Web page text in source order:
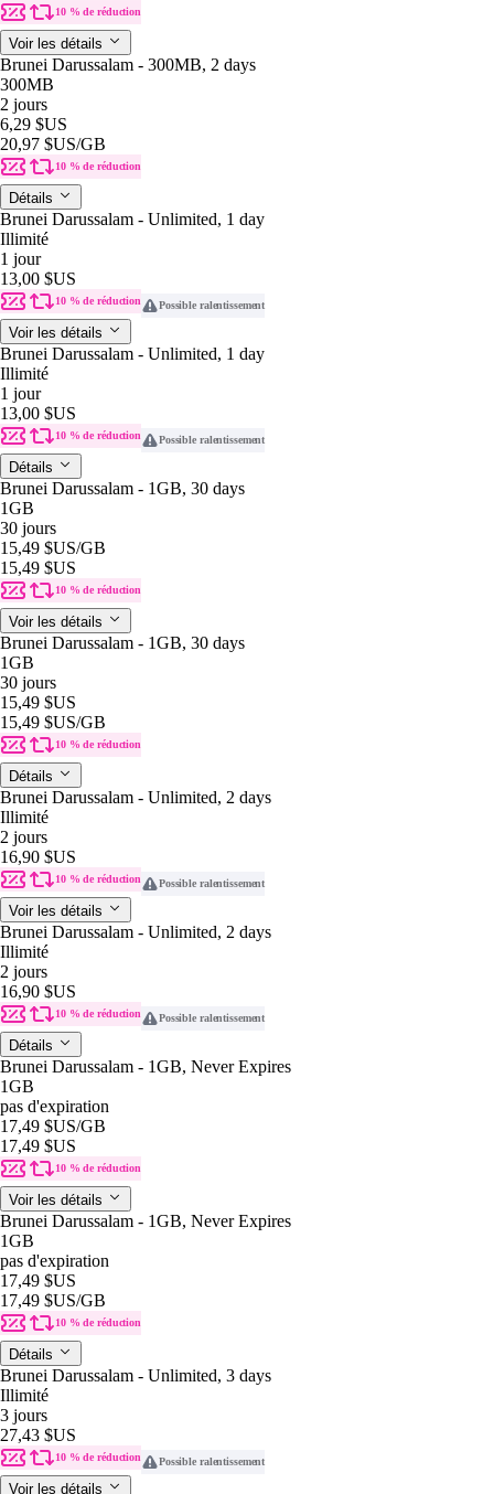
10 % de réduction
Voir les détails
Brunei Darussalam - 300MB, 2 days
300MB
2 jours
6,29 $US
20,97 $US/GB
10 % de réduction
Détails
Brunei Darussalam - Unlimited, 1 day
Illimité
1 jour
13,00 $US
10 % de réduction Possible ralentissement
Voir les détails
Brunei Darussalam - Unlimited, 1 day
Illimité
1 jour
13,00 $US
10 % de réduction Possible ralentissement
Détails
Brunei Darussalam - 1GB, 30 days
1GB
30 jours
15,49 $US/GB
15,49 $US
10 % de réduction
Voir les détails
Brunei Darussalam - 1GB, 30 days
1GB
30 jours
15,49 $US
15,49 $US/GB
10 % de réduction
Détails
Brunei Darussalam - Unlimited, 2 days
Illimité
2 jours
16,90 $US
10 % de réduction Possible ralentissement
Voir les détails
Brunei Darussalam - Unlimited, 2 days
Illimité
2 jours
16,90 $US
10 % de réduction Possible ralentissement
Détails
Brunei Darussalam - 1GB, Never Expires
1GB
pas d'expiration
17,49 $US/GB
17,49 $US
10 % de réduction
Voir les détails
Brunei Darussalam - 1GB, Never Expires
1GB
pas d'expiration
17,49 $US
17,49 $US/GB
10 % de réduction
Détails
Brunei Darussalam - Unlimited, 3 days
Illimité
3 jours
27,43 $US
10 % de réduction Possible ralentissement
Voir les détails